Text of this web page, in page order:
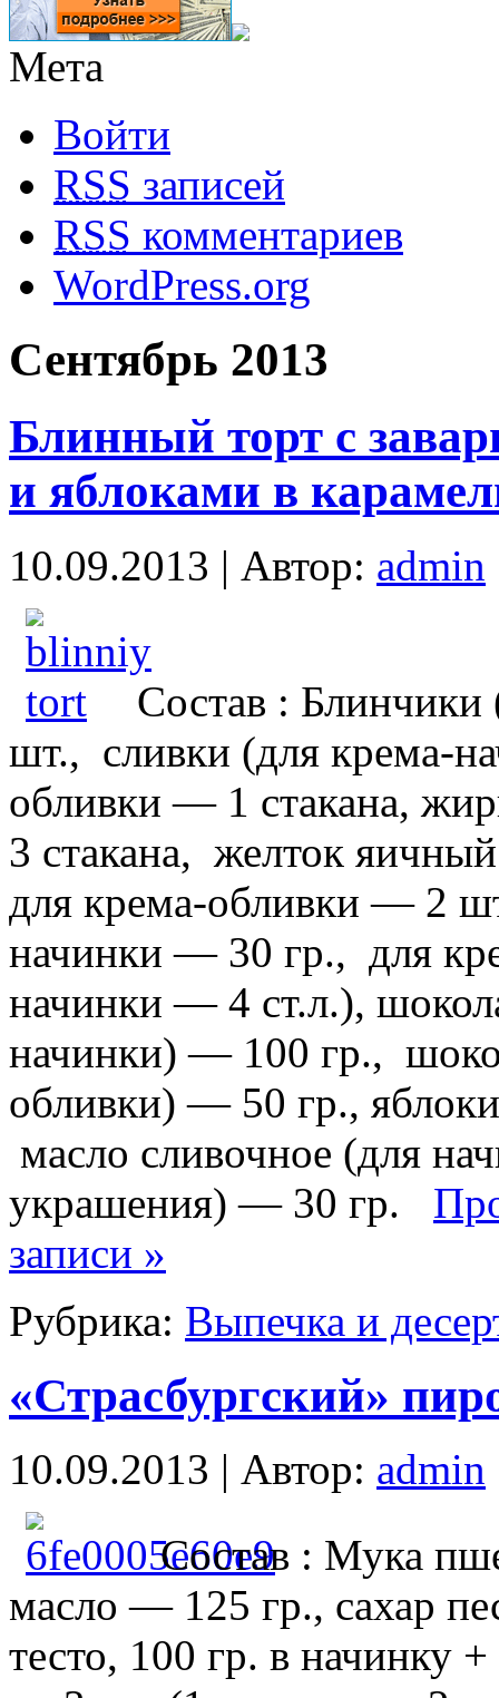
Мета
Войти
RSS записей
RSS комментариев
WordPress.org
Сентябрь 2013
Блинный торт с
и яблоками в
10.09.2013 | Автор: admin
Состав :
шт., сливки (для крема-
обливки — 1 стакана,
3 стакана, желток
для крема-обливки — 2
начинки — 30 гр., для
начинки — 4 ст.л.),
начинки) — 100 гр.,
обливки) — 50 гр.,
масло сливочное (для
украшения) — 30 гр.
записи »
Рубрика: Выпечка и
«Страсбургский»
10.09.2013 | Автор: admin
Состав : Мука
масло — 125 гр., сахар
тесто, 100 гр. в начинку